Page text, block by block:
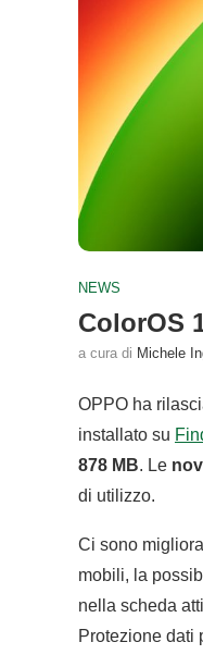
NEWS
ColorOS
a cura di Michele
OPPO ha
installato su
878 MB. Le
di utilizzo.
Ci sono
mobili, la
nella scheda
Protezione dati